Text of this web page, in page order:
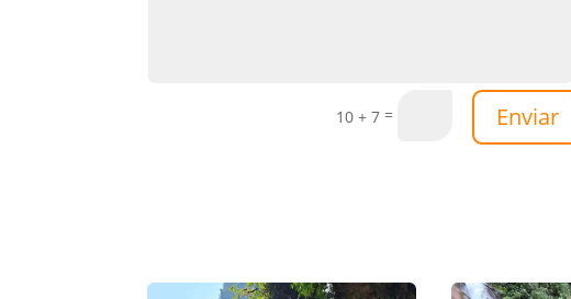
10 + 7= Enviar